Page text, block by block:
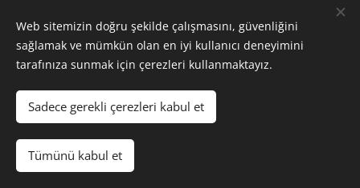
GörsellerPexelstarafından sağlanmıştır
Cookies
Türkçe
English
Web sitemizin doğru şekilde çalışmasını, güvenliğini
sağlamak ve mümkün olan en iyi kullanıcı deneyimini
tarafınıza sunmak için çerezleri kullanmaktayız.
Sadece gerekli çerezleri kabul et
Tümünü kabul et